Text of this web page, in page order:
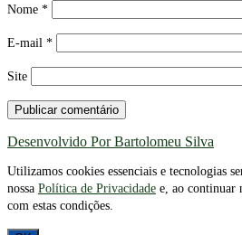
Nome *
E-mail *
Site
Desenvolvido Por Bartolomeu Silva
Utilizamos cookies essenciais e tecnologias
nossa Política de Privacidade e, ao continuar
com estas condições.